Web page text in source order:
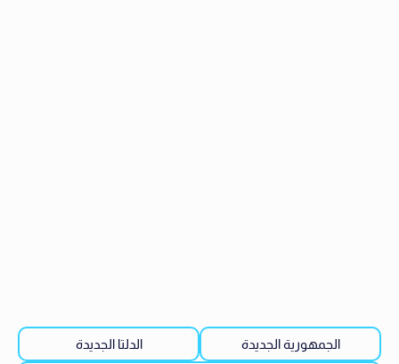
الجمهورية الجديدة الدلتا الجديدة